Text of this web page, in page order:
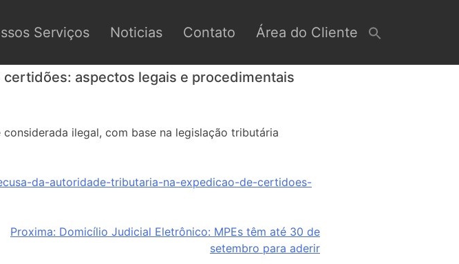
Serviços Noticias Contato Área do Cliente
aspectos legais e procedimentais
ilegal, com base na legislação tributária
da-autoridade-tributaria-na-expedicao-de-certidoes-
Proxima: Domicílio Judicial Eletrônico: MPEs têm até 30 de
setembro para aderir